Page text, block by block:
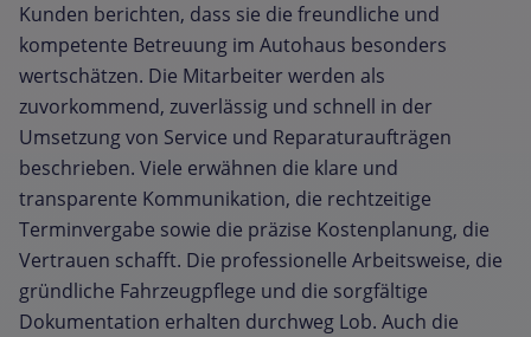
Kunden berichten, dass sie die freundliche und
kompetente Betreuung im Autohaus besonders
wertschätzen. Die Mitarbeiter werden als
zuvorkommend, zuverlässig und schnell in der
Umsetzung von Service und Reparaturaufträgen
beschrieben. Viele erwähnen die klare und
transparente Kommunikation, die rechtzeitige
Terminvergabe sowie die präzise Kostenplanung, die
Vertrauen schafft. Die professionelle Arbeitsweise, die
gründliche Fahrzeugpflege und die sorgfältige
Dokumentation erhalten durchweg Lob. Auch die